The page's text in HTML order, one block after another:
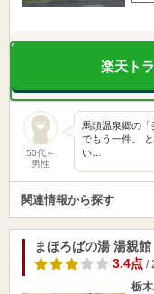
楽天ト
50代～
男性
馬頭温泉郷の
でもう一件。
い…
関連情報から探す
まほろばの湯 湯親館
3.4点/
栃